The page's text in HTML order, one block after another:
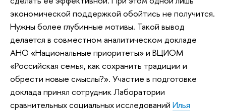
экономической поддержкой обойтись не получится.
Нужны более глубинные мотивы. Такой вывод
делается в совместном аналитическом докладе
АНО «Национальные приоритеты» и ВЦИОМ
«Российская семья, как сохранить традиции и
обрести новые смыслы?». Участие в подготовке
доклада принял сотрудник Лаборатории
сравнительных социальных исследований Илья